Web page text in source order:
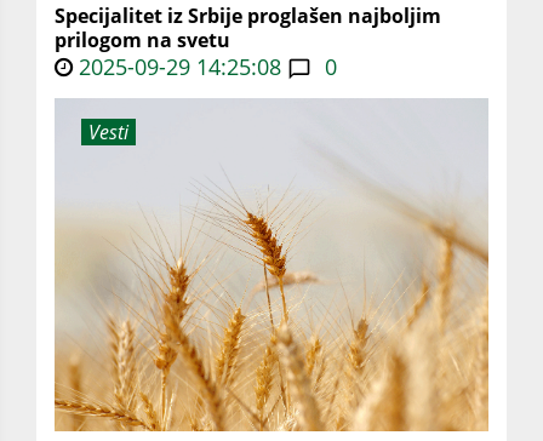
Specijalitet iz Srbije proglašen najboljim
prilogom na svetu
2025-09-29 14:25:08 0
Vesti